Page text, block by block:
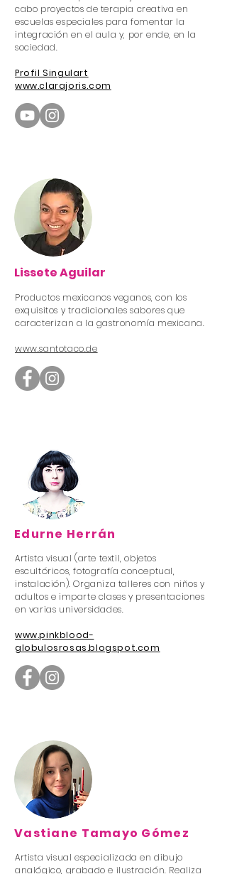
cabo proyectos de terapia creativa en
escuelas especiales para fomentar la
integración en el aula y, por ende, en la
sociedad.
Profil Singulart
www.clarajoris.com
Lissete Aguilar
Productos mexicanos veganos, con los
exquisitos y tradicionales sabores que
caracterizan a la gastronomía mexicana.
www.santotaco.de
Edurne Herrán
Artista visual (arte textil, objetos
escultóricos, fotografía conceptual,
instalación). Organiza talleres con niños y
adultos e imparte clases y presentaciones
en varias universidades.
www.pinkblood-
globulosrosas.blogspot.com
Vastiane Tamayo Gómez
Artista visual especializada en dibujo
analógico, grabado e ilustración. Realiza